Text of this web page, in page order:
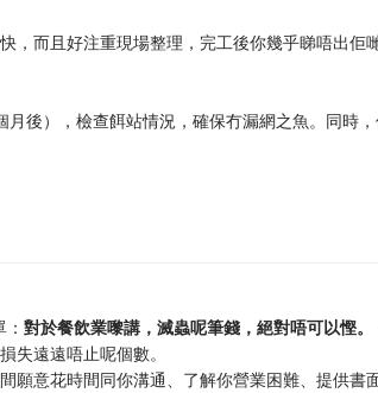
，而且好注重現場整理，完工後你幾乎睇唔出佢
後），檢查餌站情況，確保冇漏網之魚。同時
對於餐飲業嚟講，滅蟲呢筆錢，絕對唔可以慳。
失遠遠唔止呢個數。
願意花時間同你溝通、了解你營業困難、提供書